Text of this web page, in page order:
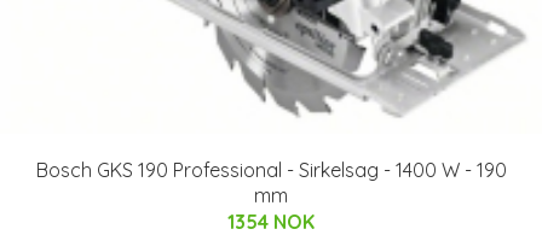
Bosch GKS 190 Professional - Sirkelsag - 1400 W - 190
mm
1354 NOK